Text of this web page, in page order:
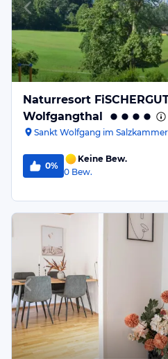
Naturresort
Wolfgangthal
Sankt Wolfgang im
0%
Keine Bew.
0 Bew.